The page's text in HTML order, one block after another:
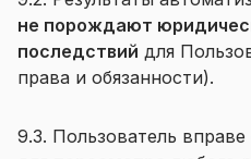
не порождают
последствий для
права и обязанности).
9.3. Пользователь